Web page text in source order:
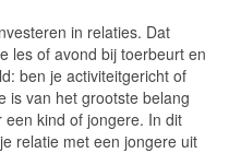
in relaties. Dat
les of avond bij toerbeurt en
ben je activiteitgericht of
is van het grootste belang
kind of jongere. In dit
relatie met een jongere uit